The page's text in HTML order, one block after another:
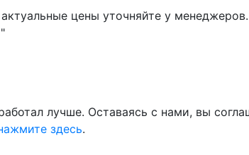
цены уточняйте у
лучше. Оставаясь с нами, вы
здесь.